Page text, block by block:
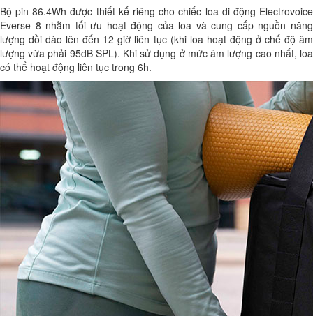
Bộ pin 86.4Wh được thiết kế riêng cho chiếc loa di động Electrovoice
Everse 8 nhằm tối ưu hoạt động của loa và cung cấp nguồn năng
lượng dồi dào lên đến 12 giờ liên tục (khi loa hoạt động ở chế độ âm
lượng vừa phải 95dB SPL). Khi sử dụng ở mức âm lượng cao nhất, loa
có thể hoạt động liên tục trong 6h.